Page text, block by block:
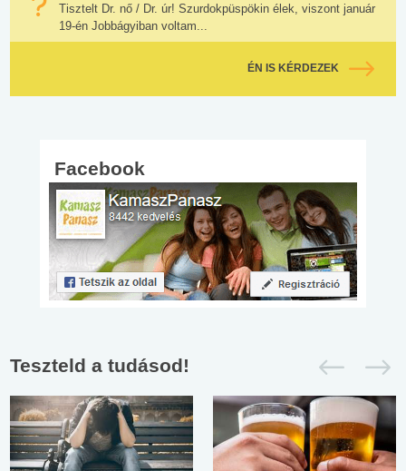
Tisztelt Dr. nő / Dr. úr! Szurdokpüspökin élek, viszont január
19-én Jobbágyiban voltam...
ÉN IS KÉRDEZEK
Facebook
Teszteld a tudásod!